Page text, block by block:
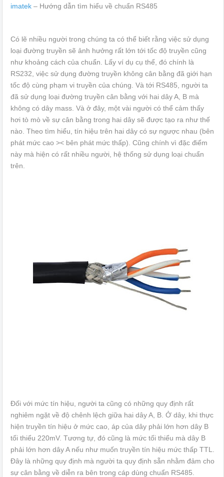
imatek – Hướng dẫn tìm hiểu về chuẩn RS485
Có lẽ nhiều người trong chúng ta có thể biết rằng việc sử dụng
loại đường truyền sẽ ảnh hưởng rất lớn tới tốc độ truyền cũng
như khoảng cách của chuẩn. Lấy ví dụ cụ thể, đó chính là
RS232, việc sử dụng đường truyền không cân bằng đã giới hạn
tốc độ cùng phạm vi truyền của chúng. Và tới RS485, người ta
đã sử dụng loại đường truyền cân bằng với hai dây A, B mà
không có dây mass. Và ở đây, một vài người có thể cảm thấy
hơi tò mò về sự cân bằng trong hai dây sẽ được tạo ra như thế
nào. Theo tìm hiểu, tín hiệu trên hai dây có sự ngược nhau (bên
phát mức cao >< bên phát mức thấp). Cũng chính vì đặc điểm
này mà hiện có rất nhiều người, hệ thống sử dụng loại chuẩn
trên.
Đối với mức tín hiệu, người ta cũng có những quy định rất
nghiêm ngặt về độ chênh lệch giữa hai dây A, B. Ở dây, khi thực
hiện truyền tín hiệu ở mức cao, áp của dây phải lớn hơn dây B
tối thiểu 220mV. Tương tự, đó cũng là mức tối thiểu mà dây B
phải lớn hơn dây A nếu như muốn truyền tín hiệu mức thấp TTL.
Đây là những quy định mà người ta quy định sẵn nhằm đảm cho
sự cân bằng về diễn ra bên trong cáp dùng chuẩn RS485.